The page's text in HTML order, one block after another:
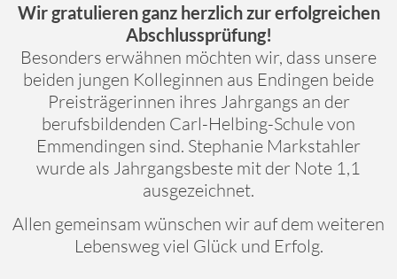
Wir gratulieren ganz herzlich zur erfolgreichen
Abschlussprüfung!
Besonders erwähnen möchten wir, dass unsere
beiden jungen Kolleginnen aus Endingen beide
Preisträgerinnen ihres Jahrgangs an der
berufsbildenden Carl-Helbing-Schule von
Emmendingen sind. Stephanie Markstahler
wurde als Jahrgangsbeste mit der Note 1,1
ausgezeichnet.
Allen gemeinsam wünschen wir auf dem weiteren
Lebensweg viel Glück und Erfolg.